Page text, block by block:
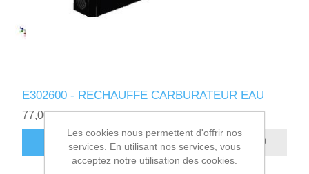
E302600 - RECHAUFFE CARBURATEUR EAU
77,00€ HT
AJOUTER AU PANIER
Les cookies nous permettent d'offrir nos
services. En utilisant nos services, vous
acceptez notre utilisation des cookies.